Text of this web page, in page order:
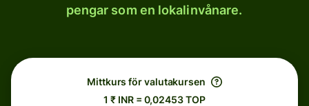
pengar som en lokalinvånare.
Mittkurs för valutakursen
1 ₹ INR = 0,02453 TOP